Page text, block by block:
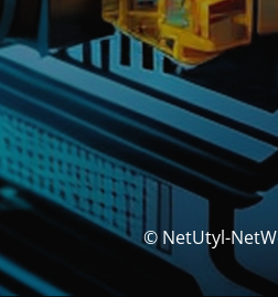
© NetUtyl-